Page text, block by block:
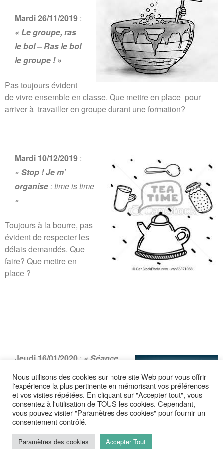
Mardi 26/11/2019 :
« Le groupe, ras
le bol – Ras le bol
le groupe ! »
Pas toujours évident
de vivre ensemble en classe. Que mettre en place pour
arriver à travailler en groupe durant une formation?
Mardi 10/12/2019 :
« Stop ! Je m’
organise: time is time
»
Toujours à la bourre, pas
évident de respecter les
délais demandés. Que
faire? Que mettre en
place ?
Jeudi 16/01/2020 : « Séance
écran Pop Corn »
Les écrans sont parmi nous.
Quels en sont les avantages et
les nuisances ? Comment savoir
gérer le temps qui y est
consacré ?
Nous utilisons des cookies sur notre site Web pour vous offrir
l'expérience la plus pertinente en mémorisant vos préférences
et vos visites répétées. En cliquant sur "Accepter tout", vous
consentez à l'utilisation de TOUS les cookies. Cependant,
vous pouvez visiter "Paramètres des cookies" pour fournir un
consentement contrôlé.
Paramètres des cookies Accepter Tout